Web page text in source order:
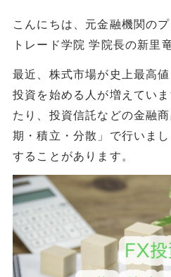
こんにちは、元金融機関の
トレード学院 学院長の新里
最近、株式市場が史上最高
投資を始める人が増えてい
たり、投資信託などの金融
期・積立・分散」で行いま
することがあります。